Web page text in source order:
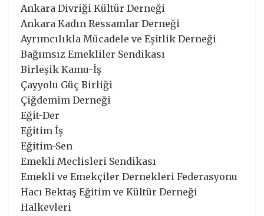
Ankara Divriği Kültür Derneği
Ankara Kadın Ressamlar Derneği
Ayrımcılıkla Mücadele ve Eşitlik Derneği
Bağımsız Emekliler Sendikası
Birleşik Kamu-İş
Çayyolu Güç Birliği
Çiğdemim Derneği
Eğit-Der
Eğitim İş
Eğitim-Sen
Emekli Meclisleri Sendikası
Emekli ve Emekçiler Dernekleri Federasyonu
Hacı Bektaş Eğitim ve Kültür Derneği
Halkevleri